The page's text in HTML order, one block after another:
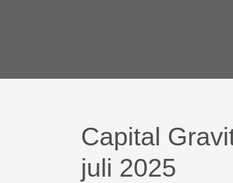
Capital
juli 2025